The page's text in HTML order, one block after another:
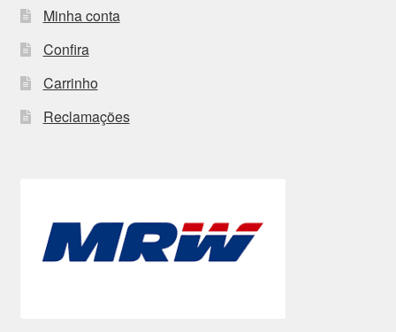
Minha conta
Confira
Carrinho
Reclamações